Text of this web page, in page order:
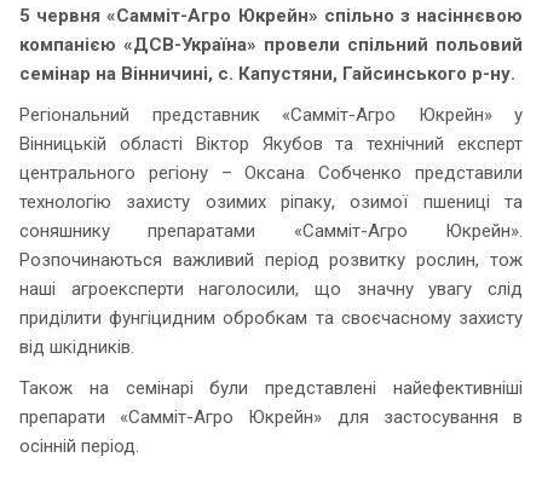
5 червня «Самміт-Агро Юкрейн» спільно з насіннєвою
компанією «ДСВ-Україна» провели спільний польовий
семінар на Вінничині, с. Капустяни, Гайсинського р-ну.
Регіональний представник «Самміт-Агро Юкрейн» у
Вінницькій області Віктор Якубов та технічний експерт
центрального регіону – Оксана Собченко представили
технологію захисту озимих ріпаку, озимої пшениці та
соняшнику препаратами «Самміт-Агро Юкрейн».
Розпочинаються важливий період розвитку рослин, тож
наші агроексперти наголосили, що значну увагу слід
приділити фунгіцидним обробкам та своєчасному захисту
від шкідників.
Також на семінарі були представлені найефективніші
препарати «Самміт-Агро Юкрейн» для застосування в
осінній період.